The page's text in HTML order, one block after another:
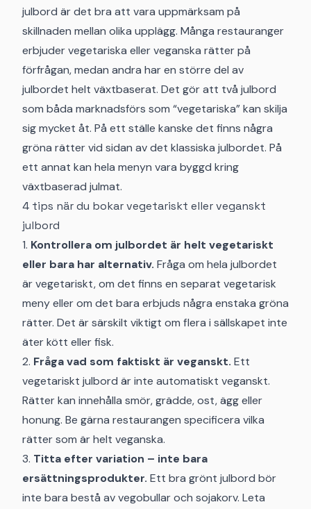
julbord är det bra att vara uppmärksam på
skillnaden mellan olika upplägg. Många restauranger
erbjuder vegetariska eller veganska rätter på
förfrågan, medan andra har en större del av
julbordet helt växtbaserat. Det gör att två julbord
som båda marknadsförs som “vegetariska” kan skilja
sig mycket åt. På ett ställe kanske det finns några
gröna rätter vid sidan av det klassiska julbordet. På
ett annat kan hela menyn vara byggd kring
växtbaserad julmat.
4 tips när du bokar vegetariskt eller veganskt
julbord
1. Kontrollera om julbordet är helt vegetariskt
eller bara har alternativ. Fråga om hela julbordet
är vegetariskt, om det finns en separat vegetarisk
meny eller om det bara erbjuds några enstaka gröna
rätter. Det är särskilt viktigt om flera i sällskapet inte
äter kött eller fisk.
2. Fråga vad som faktiskt är veganskt. Ett
vegetariskt julbord är inte automatiskt veganskt.
Rätter kan innehålla smör, grädde, ost, ägg eller
honung. Be gärna restaurangen specificera vilka
rätter som är helt veganska.
3. Titta efter variation – inte bara
ersättningsprodukter. Ett bra grönt julbord bör
inte bara bestå av vegobullar och sojakorv. Leta